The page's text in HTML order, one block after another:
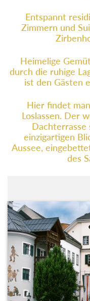
Entspannt
Zimmern und
Heimelige
durch die ruhige
ist den Gästen
Hier findet
Loslassen. Der
Dachterrasse
einzigartigen
Aussee,
des